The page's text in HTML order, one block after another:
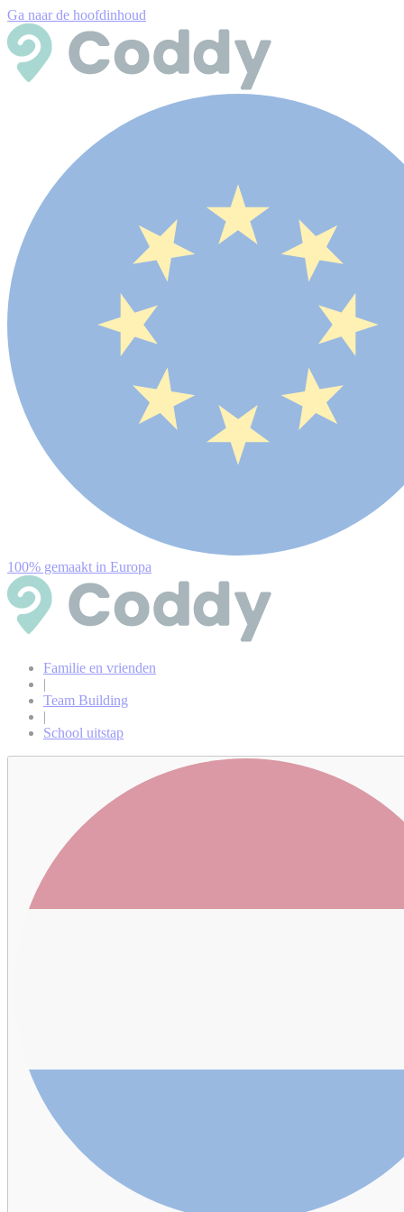
Ga naar de hoofdinhoud
100% gemaakt in Europa
Familie en vrienden
|
Team Building
|
School uitstap